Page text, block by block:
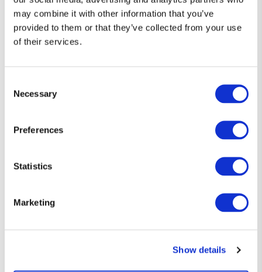
may combine it with other information that you’ve
provided to them or that they’ve collected from your use
of their services.
Selection
Necessary
Preferences
Statistics
Marketing
Show details
Diseños que hablan por ti 👕
Camisetas únicas, con el toque justo de humor y estilo friki.